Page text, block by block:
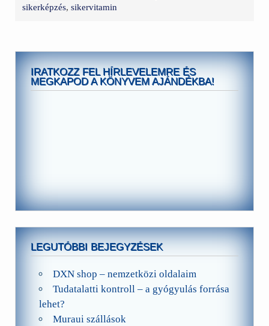
sikerképzés,sikervitamin
IRATKOZZ FEL HÍRLEVELEMRE ÉS
MEGKAPOD A KÖNYVEM AJÁNDÉKBA!
LEGUTÓBBI BEJEGYZÉSEK
DXN shop – nemzetközi oldalaim
Tudatalatti kontroll – a gyógyulás forrása
lehet?
Muraui szállások